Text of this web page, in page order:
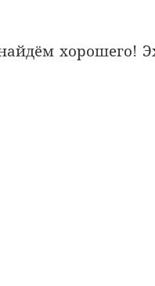
хорошего!